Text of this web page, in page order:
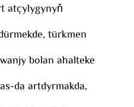
atçylygynyň
türkmen
bolan ahalteke
da artdyrmakda,